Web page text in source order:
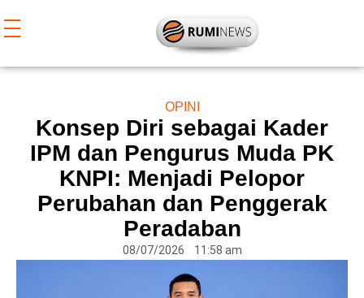
ke
OPINI
Konsep Diri sebagai Kader
IPM dan Pengurus Muda PK
KNPI: Menjadi Pelopor
Perubahan dan Penggerak
Peradaban
08/07/2026 11:58 am